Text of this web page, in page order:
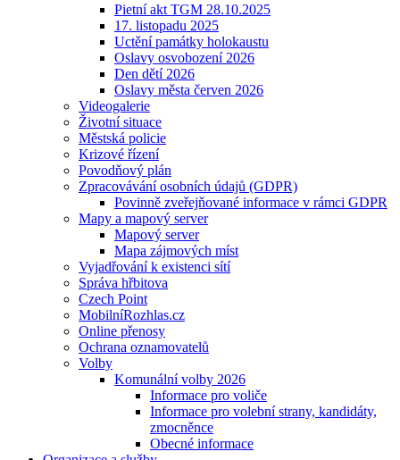
Pietní akt TGM 28.10.2025
17. listopadu 2025
Uctění památky holokaustu
Oslavy osvobození 2026
Den dětí 2026
Oslavy města červen 2026
Videogalerie
Životní situace
Městská policie
Krizové řízení
Povodňový plán
Zpracovávání osobních údajů (GDPR)
Povinně zveřejňované informace v rámci GDPR
Mapy a mapový server
Mapový server
Mapa zájmových míst
Vyjadřování k existenci sítí
Správa hřbitova
Czech Point
MobilníRozhlas.cz
Online přenosy
Ochrana oznamovatelů
Volby
Komunální volby 2026
Informace pro voliče
Informace pro volební strany, kandidáty,
zmocněnce
Obecné informace